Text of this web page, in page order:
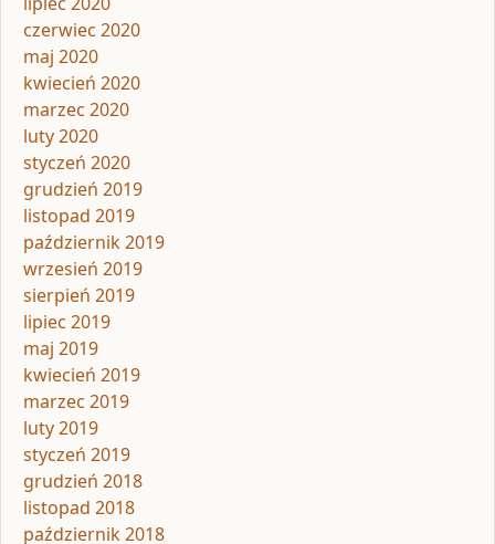
czerwiec 2020
maj 2020
kwiecień 2020
marzec 2020
luty 2020
styczeń 2020
grudzień 2019
listopad 2019
październik 2019
wrzesień 2019
sierpień 2019
lipiec 2019
maj 2019
kwiecień 2019
marzec 2019
luty 2019
styczeń 2019
grudzień 2018
listopad 2018
październik 2018